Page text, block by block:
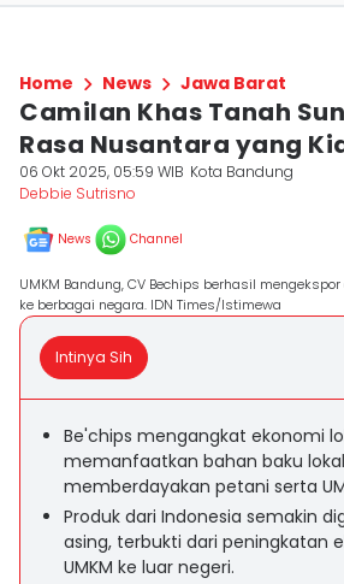
Home News Jawa Barat
Camilan Khas Tanah
Rasa Nusantara yang
06 Okt 2025, 05:59 WIB Kota Bandung
Debbie Sutrisno
News Channel
UMKM Bandung, CV Bechips berhasil
ke berbagai negara. IDN Times/Istimewa
Intinya Sih
Be'chips mengangkat ekonomi
memanfaatkan bahan baku
memberdayakan petani serta
Produk dari Indonesia semakin
asing, terbukti dari peningkatan
UMKM ke luar negeri.